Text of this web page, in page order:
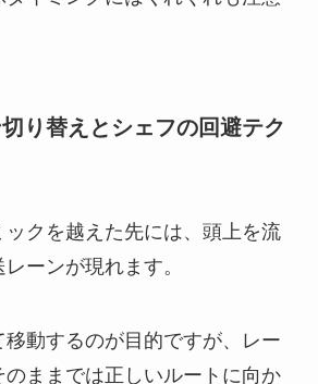
り替えとシェフの回避テク
ックを越えた先には、頭上を流
ーンが現れます。
移動するのが目的ですが、レー
のままでは正しいルートに向か